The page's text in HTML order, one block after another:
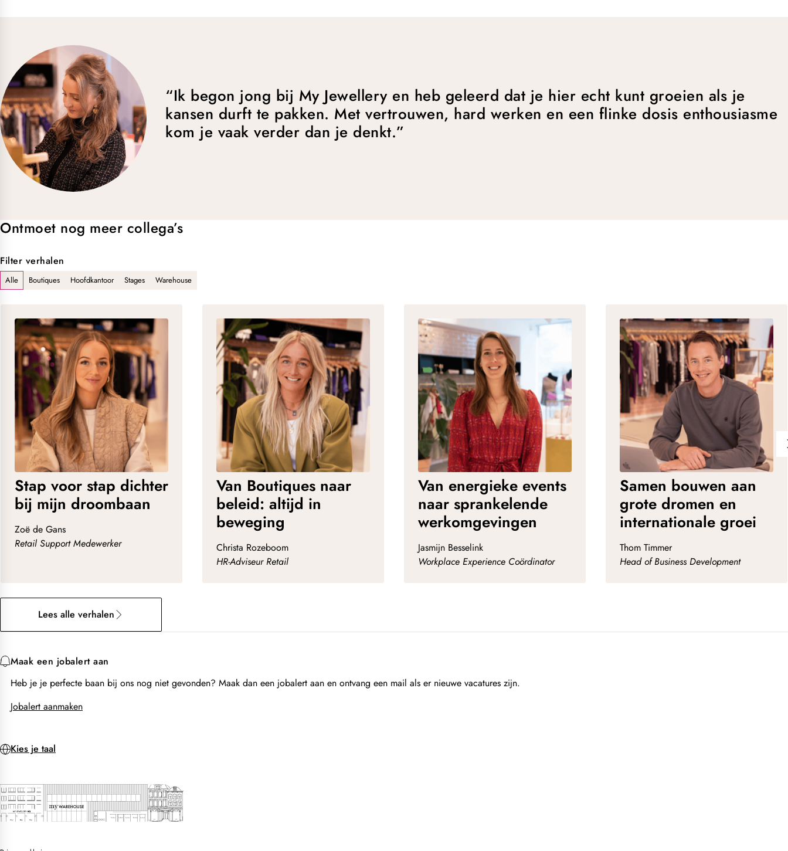
“Ik begon jong bij My Jewellery en heb geleerd dat je hier echt kunt groeien als je
kansen durft te pakken. Met vertrouwen, hard werken en een flinke dosis enthousiasme
kom je vaak verder dan je denkt.”
Ontmoet nog meer collega’s
Filter verhalen
Alle Boutiques Hoofdkantoor Stages Warehouse
Stap voor stap dichter
bij mijn droombaan
Zoë de Gans
Retail Support Medewerker
Van Boutiques naar
beleid: altijd in
beweging
Christa Rozeboom
HR-Adviseur Retail
Van energieke events
naar sprankelende
werkomgevingen
Jasmijn Besselink
Workplace Experience Coördinator
Samen bouwen aan
grote dromen en
internationale groei
Thom Timmer
Head of Business Development
Lees alle verhalen
Maak een jobalert aan
Heb je je perfecte baan bij ons nog niet gevonden? Maak dan een jobalert aan en ontvang een mail als er nieuwe vacatures zijn.
Jobalert aanmaken
Kies je taal